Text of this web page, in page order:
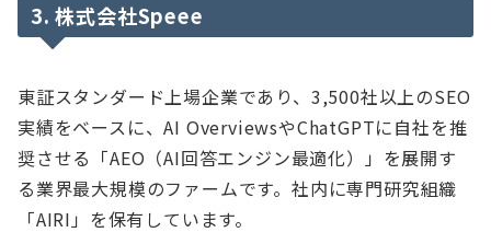
3. 株式会社Speee
東証スタンダード上場企業であり、3,500社以上のSEO
実績をベースに、AI OverviewsやChatGPTに自社を推
奨させる「AEO（AI回答エンジン最適化）」を展開す
る業界最大規模のファームです。社内に専門研究組織
「AIRI」を保有しています。